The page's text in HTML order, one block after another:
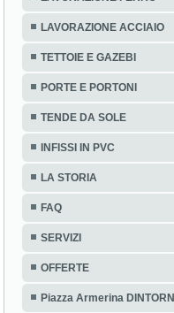
LAVORAZIONE ACCIAIO
TETTOIE E GAZEBI
PORTE E PORTONI
TENDE DA SOLE
INFISSI IN PVC
LA STORIA
FAQ
SERVIZI
OFFERTE
Piazza Armerina DINTORNI